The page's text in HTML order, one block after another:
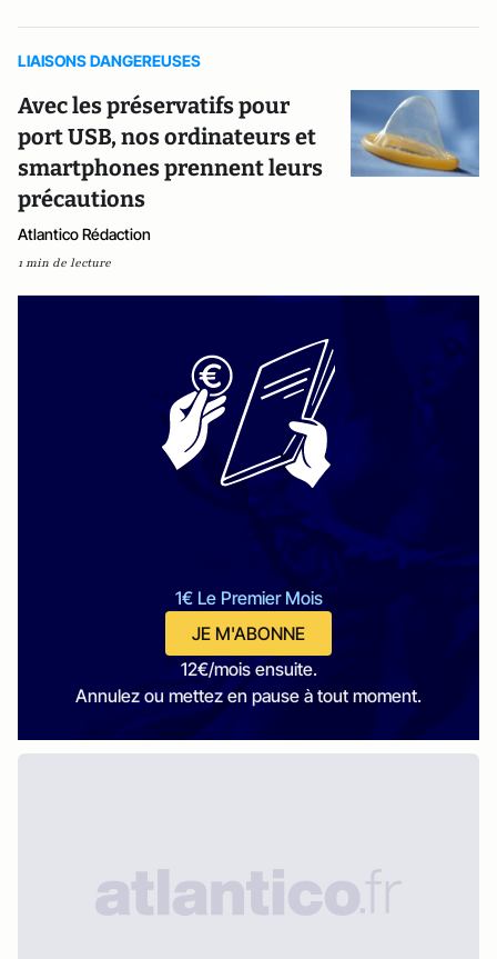
LIAISONS DANGEREUSES
Avec les préservatifs pour
port USB, nos ordinateurs et
smartphones prennent leurs
précautions
Atlantico Rédaction
1 min de lecture
1€ Le Premier Mois
JE M'ABONNE
12€/mois ensuite.
Annulez ou mettez en pause à tout moment.